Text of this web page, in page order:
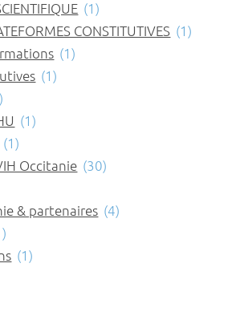
(1)
CONSTITUTIVES (1)
(1)
(1)
(1)
(1)
Occitanie (30)
& partenaires (4)
(1)